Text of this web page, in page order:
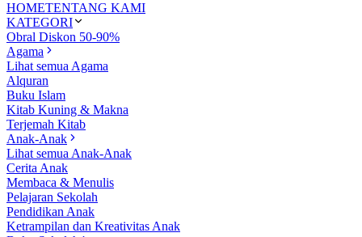
HOMETENTANG KAMI
KATEGORI
Obral Diskon 50-90%
Agama
Lihat semua Agama
Alquran
Buku Islam
Kitab Kuning & Makna
Terjemah Kitab
Anak-Anak
Lihat semua Anak-Anak
Cerita Anak
Membaca & Menulis
Pelajaran Sekolah
Pendidikan Anak
Ketrampilan dan Kreativitas Anak